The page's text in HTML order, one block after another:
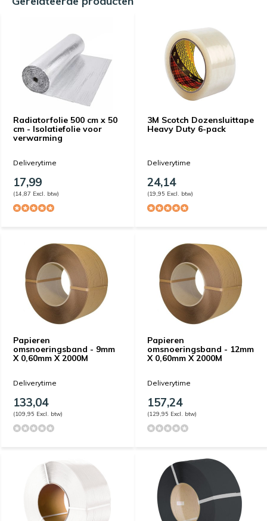
Radiatorfolie 500 cm x 50
cm - Isolatiefolie voor
verwarming
Deliverytime
17,99
(14,87 Excl. btw)
3M Scotch Dozensluittape
Heavy Duty 6-pack
Deliverytime
24,14
(19,95 Excl. btw)
Papieren
omsnoeringsband - 9mm
X 0,60mm X 2000M
Deliverytime
133,04
(109,95 Excl. btw)
Papieren
omsnoeringsband - 12mm
X 0,60mm X 2000M
Deliverytime
157,24
(129,95 Excl. btw)